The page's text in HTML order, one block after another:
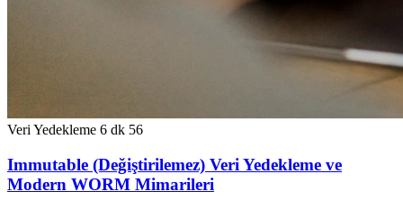
Veri Yedekleme 6 dk 56
Immutable (Değiştirilemez) Veri Yedekleme ve
Modern WORM Mimarileri